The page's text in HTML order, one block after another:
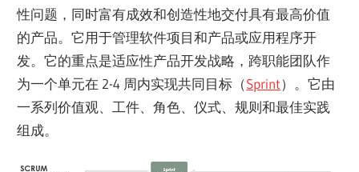
性问题，同时富有成效和创造性地交付具有最高价值
的产品。它用于管理软件项目和产品或应用程序开
发。它的重点是适应性产品开发战略，跨职能团队作
为一个单元在 2-4 周内实现共同目标（Sprint）。它由
一系列价值观、工件、角色、仪式、规则和最佳实践
组成。